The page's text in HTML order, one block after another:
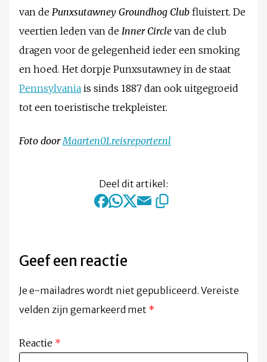
van de Punxsutawney Groundhog Club fluistert. De
veertien leden van de Inner Circle van de club
dragen voor de gelegenheid ieder een smoking
en hoed. Het dorpje Punxsutawney in de staat
Pennsylvania is sinds 1887 dan ook uitgegroeid
tot een toeristische trekpleister.
Foto doorMaarten01.reisreporter.nl
Deel dit artikel:
Geef een reactie
Je e-mailadres wordt niet gepubliceerd. Vereiste
velden zijn gemarkeerd met *
Reactie *